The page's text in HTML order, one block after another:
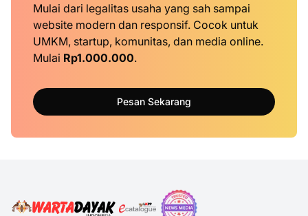
Mulai dari legalitas usaha yang sah sampai
website modern dan responsif. Cocok untuk
UMKM, startup, komunitas, dan media online.
Mulai Rp1.000.000.
Pesan Sekarang